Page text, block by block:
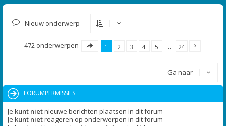
Nieuw onderwerp
472 onderwerpen 1 2 3 4 5 … 24
Ga naar
FORUMPERMISSIES
Je kunt nietnieuwe berichten plaatsen in dit forum
Je kunt nietreageren op onderwerpen in dit forum